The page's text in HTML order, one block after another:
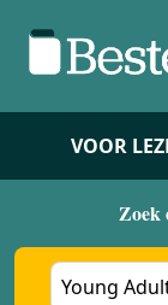
VOOR
Zoek